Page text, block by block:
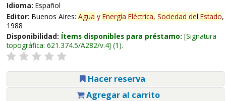
Idioma: Español
Editor: Buenos Aires: Agua y Energía Eléctrica, Sociedad del Estado,
1988
Disponibilidad: Ítems disponibles para préstamo: Signatura
topográfica: 621.374.5/A282/v.4 (1).
Hacer reserva
Agregar al carrito